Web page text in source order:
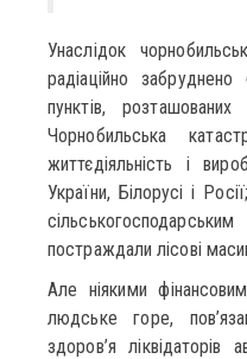
Унаслідок
радіаційно
пунктів,
Чорнобильська
життєдіяльність і
України, Білорусі і
постраждали лісові
Але ніякими
людське горе,
здоров’я ліквідаторів